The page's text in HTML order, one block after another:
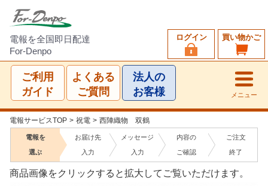
電報を全国即日配達
For-Denpo
買い物かご
ログイン
ご利用
ガイド
よくある
ご質問
法人の
お客様
メニュー
電報サービスTOP > 祝電 > 西陣織物 双鶴
電報を
選ぶ
お届け先
入力
メッセージ
入力
内容の
ご確認
ご注文
終了
商品画像をクリックすると拡大してご覧いただけます。